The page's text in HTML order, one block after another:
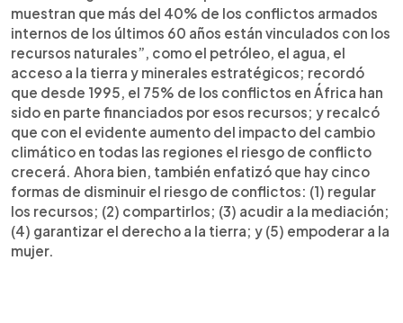
muestran que más del 40% de los conflictos armados
internos de los últimos 60 años están vinculados con los
recursos naturales”, como el petróleo, el agua, el
acceso a la tierra y minerales estratégicos; recordó
que desde 1995, el 75% de los conflictos en África han
sido en parte financiados por esos recursos; y recalcó
que con el evidente aumento del impacto del cambio
climático en todas las regiones el riesgo de conflicto
crecerá. Ahora bien, también enfatizó que hay cinco
formas de disminuir el riesgo de conflictos: (1) regular
los recursos; (2) compartirlos; (3) acudir a la mediación;
(4) garantizar el derecho a la tierra; y (5) empoderar a la
mujer.